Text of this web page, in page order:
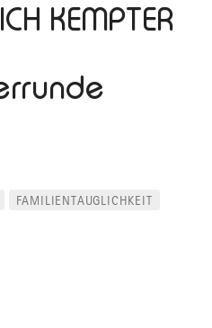
KEMPTER
FAMILIENTAUGLICHKEIT